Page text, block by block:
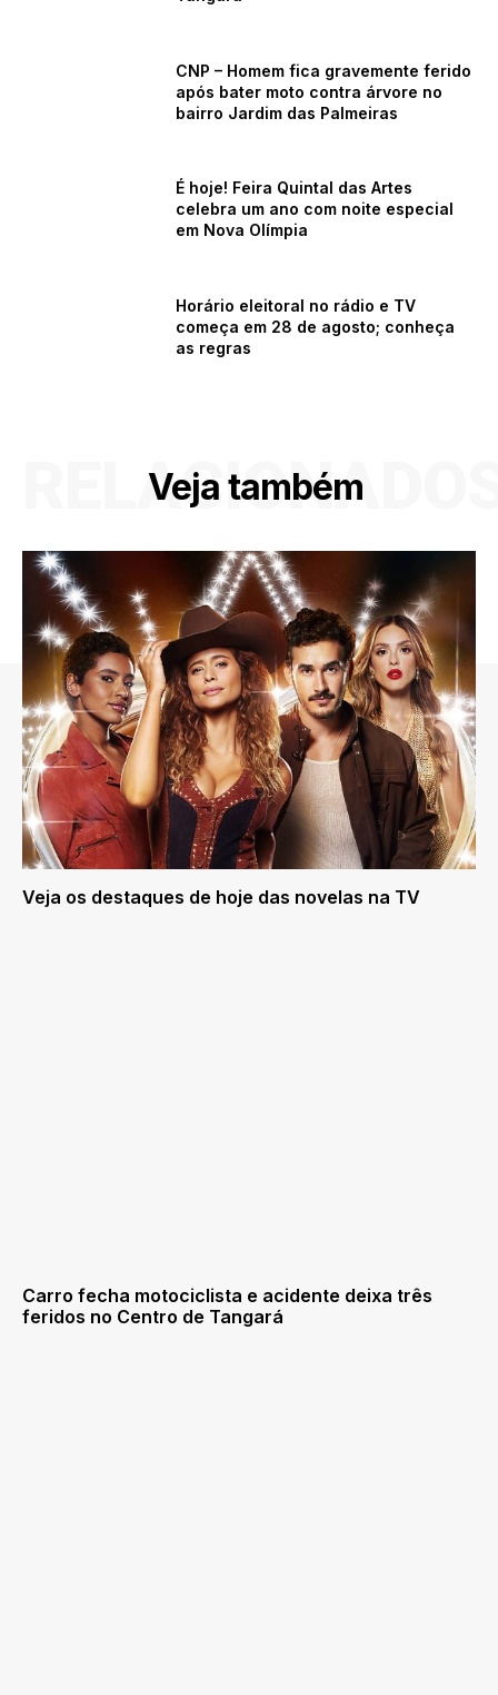
CNP – Homem fica gravemente ferido
após bater moto contra árvore no
bairro Jardim das Palmeiras
É hoje! Feira Quintal das Artes
celebra um ano com noite especial
em Nova Olímpia
Horário eleitoral no rádio e TV
começa em 28 de agosto; conheça
as regras
Veja também
Veja os destaques de hoje das novelas na TV
Carro fecha motociclista e acidente deixa três
feridos no Centro de Tangará